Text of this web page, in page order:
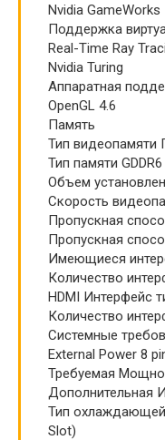
Nvidia GameWorks
Поддержка
Real-Time Ray
Nvidia Turing
Аппаратная
OpenGL 4.6
Память
Тип видеопамяти
Тип памяти GDDR6
Объем
Скорость
Пропускная
Пропускная
Имеющиеся
Количество
HDMI Интерфейс
Количество
Системные
External Power 8
Требуемая
Дополнительная
Тип охлаждающей
Slot)